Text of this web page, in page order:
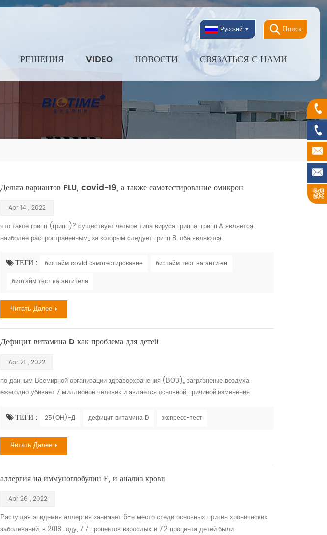
Поиск
Русский
РЕШЕНИЯ VIDEO НОВОСТИ СВЯЗАТЬСЯ С НАМИ
Дельта вариантов FLU, covid-19, а также самотестирование омикрон
Apr 14 , 2022
что такое грипп (грипп)? существует четыре типа вируса гриппа. грипп A является
наиболее распространенным,, за которым следует грипп B. оба являются
вирусное респираторное заболевание, которое наиболее распространено в осенние и
распростран...
ТЕГИ : биотайм covid самотестирование
биотайм тест на антиген
биотайм тест на антитела
Читать Далее
Дефицит витамина D как проблема для детей
Apr 21 , 2022
по данным Всемирной организации здравоохранения (ВОЗ),, загрязнение воздуха
ежегодно убивает 7 миллионов человек и является основной причиной изменения
подвергаться большему риску дефицита витамина D в более позднем возрасте. дети
определ...
ТЕГИ : 25(ОН)-Д дефицит витамина D экспресс-тест
Читать Далее
аллергия на иммуноглобулин Е, и анализ крови
Apr 26 , 2022
Растущая эпидемия аллергия занимает 6-е место среди основных причин хронических
заболеваний. в 2018 году, 7.7 процентов взрослых и 7.2 процента детей были